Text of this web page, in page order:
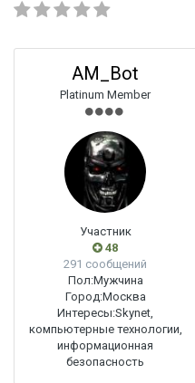
AM_Bot
Platinum Member
Участник
48
291 сообщений
Пол:Мужчина
Город:Москва
Интересы:Skynet,
компьютерные технологии,
информационная
безопасность